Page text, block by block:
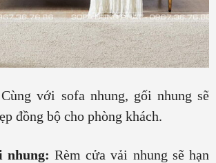
Cùng với sofa nhung, gối nhung sẽ
đồng bộ cho phòng khách.
nhung: Rèm cửa vải nhung sẽ hạn